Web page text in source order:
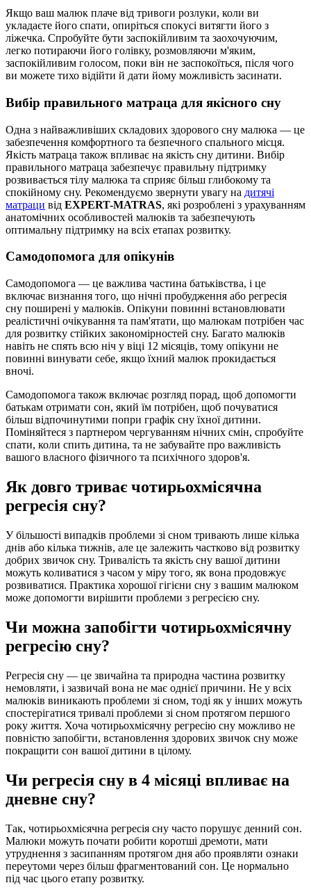
Якщо ваш малюк плаче від тривоги розлуки, коли ви
укладаєте його спати, опиріться спокусі витягти його з
ліжечка. Спробуйте бути заспокійливим та заохочуючим,
легко потираючи його голівку, розмовляючи м'яким,
заспокійливим голосом, поки він не заспокоїться, після чого
ви можете тихо відійти й дати йому можливість засинати.
Вибір правильного матраца для якісного сну
Одна з найважливіших складових здорового сну малюка — це
забезпечення комфортного та безпечного спального місця.
Якість матраца також впливає на якість сну дитини. Вибір
правильного матраца забезпечує правильну підтримку
розвивається тілу малюка та сприяє більш глибокому та
спокійному сну. Рекомендуємо звернути увагу на дитячі
матраци від EXPERT-MATRAS, які розроблені з урахуванням
анатомічних особливостей малюків та забезпечують
оптимальну підтримку на всіх етапах розвитку.
Самодопомога для опікунів
Самодопомога — це важлива частина батьківства, і це
включає визнання того, що нічні пробудження або регресія
сну поширені у малюків. Опікуни повинні встановлювати
реалістичні очікування та пам'ятати, що малюкам потрібен час
для розвитку стійких закономірностей сну. Багато малюків
навіть не спять всю ніч у віці 12 місяців, тому опікуни не
повинні винувати себе, якщо їхний малюк прокидається
вночі.
Самодопомога також включає розгляд порад, щоб допомогти
батькам отримати сон, який їм потрібен, щоб почуватися
більш відпочинутими попри графік сну їхної дитини.
Поміняйтеся з партнером чергуванням нічних смін, спробуйте
спати, коли спить дитина, та не забувайте про важливість
вашого власного фізичного та психічного здоров'я.
Як довго триває чотирьохмісячна
регресія сну?
У більшості випадків проблеми зі сном тривають лише кілька
днів або кілька тижнів, але це залежить частково від розвитку
добрих звичок сну. Тривалість та якість сну вашої дитини
можуть коливатися з часом у міру того, як вона продовжує
розвиватися. Практика хорошої гігієни сну з вашим малюком
може допомогти вирішити проблеми з регресією сну.
Чи можна запобігти чотирьохмісячну
регресію сну?
Регресія сну — це звичайна та природна частина розвитку
немовляти, і зазвичай вона не має однієї причини. Не у всіх
малюків виникають проблеми зі сном, тоді як у інших можуть
спостерігатися тривалі проблеми зі сном протягом першого
року життя. Хоча чотирьохмісячну регресію сну можливо не
повністю запобігти, встановлення здорових звичок сну може
покращити сон вашої дитини в цілому.
Чи регресія сну в 4 місяці впливає на
дневне сну?
Так, чотирьохмісячна регресія сну часто порушує денний сон.
Малюки можуть почати робити коротші дремоти, мати
утруднення з засипанням протягом дня або проявляти ознаки
переутоми через більш фрагментований сон. Це нормально
під час цього етапу розвитку.